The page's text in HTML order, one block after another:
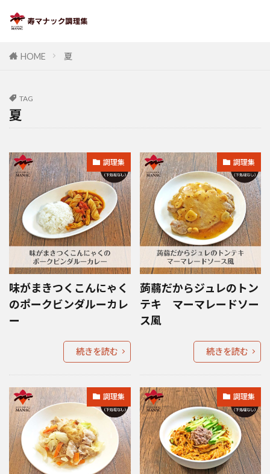
HOME 夏
TAG
夏
調理集
味がまきつくこんにゃく
のポークビンダルーカレ
ー
続きを読む
調理集
蒟蒻だからジュレのトン
テキ マーマレードソー
ス風
続きを読む
調理集 調理集